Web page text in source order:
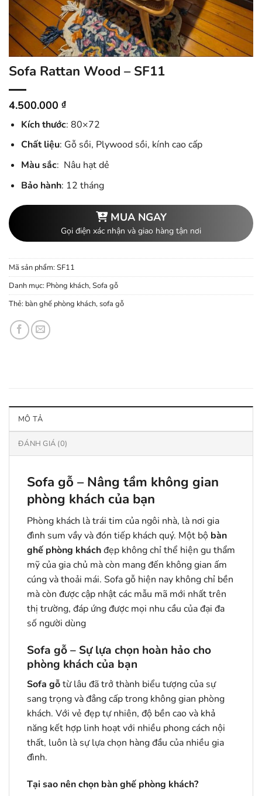
Sofa Rattan Wood – SF11
4.500.000 ₫
Kích thước: 80×72
Chất liệu: Gỗ sồi, Plywood sồi, kính cao cấp
Màu sắc: Nâu hạt dẻ
Bảo hành: 12 tháng
MUA NGAY
Gọi điện xác nhận và giao hàng tận nơi
Mã sản phẩm: SF11
Danh mục: Phòng khách,Sofa gỗ
Thẻ: bàn ghế phòng khách,sofa gỗ
MÔ TẢ
ĐÁNH GIÁ (0)
Sofa gỗ – Nâng tầm không gian
phòng khách của bạn
Phòng khách là trái tim của ngôi nhà, là nơi gia
đình sum vầy và đón tiếp khách quý. Một bộ bàn
ghế phòng kháchđẹp không chỉ thể hiện gu thẩm
mỹ của gia chủ mà còn mang đến không gian ấm
cúng và thoải mái. Sofa gỗ hiện nay không chỉ bền
mà còn được cập nhật các mẫu mã mới nhất trên
thị trường, đáp ứng được mọi nhu cầu của đại đa
số người dùng
Sofa gỗ – Sự lựa chọn hoàn hảo cho
phòng khách của bạn
Sofa gỗtừ lâu đã trở thành biểu tượng của sự
sang trọng và đẳng cấp trong không gian phòng
khách. Với vẻ đẹp tự nhiên, độ bền cao và khả
năng kết hợp linh hoạt với nhiều phong cách nội
thất, luôn là sự lựa chọn hàng đầu của nhiều gia
đình.
Tại sao nên chọn bàn ghế phòng khách?